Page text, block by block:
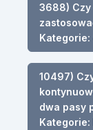
3688) Czy
Kategorie:
10497)
dwa pasy
Kategorie: